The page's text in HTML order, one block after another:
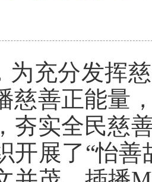
为充分发挥
慈善正能量
夯实全民慈
开展了“怡